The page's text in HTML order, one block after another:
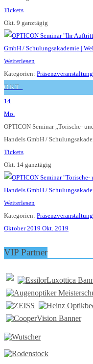
Tickets
Okt. 9 ganztägig
Weiterlesen
Kategorien: Präsenzveranstaltung
OKT.
14
Mo.
OPTICON Seminar „Torische-
Handels GmbH /
Tickets
Okt. 14 ganztägig
Weiterlesen
Kategorien: Präsenzveranstaltung
Oktober 2019 Okt. 2019
VIP Partner